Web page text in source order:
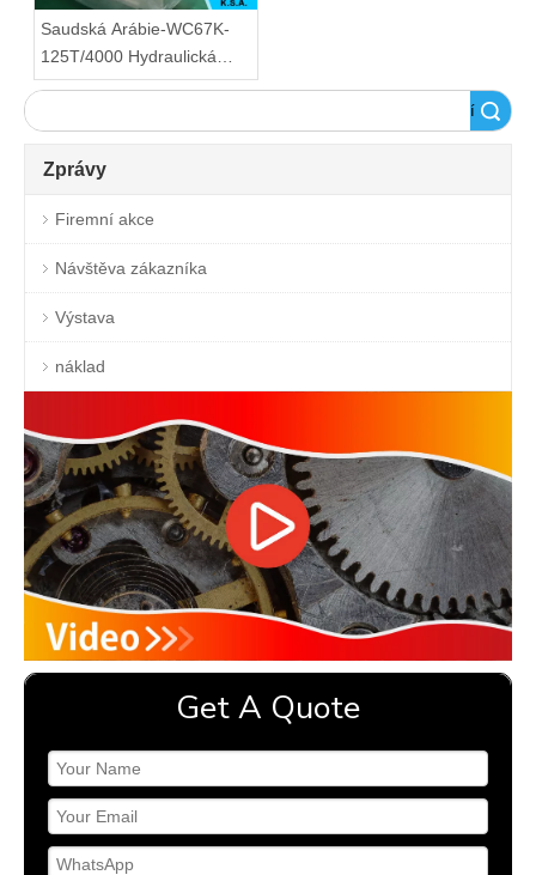
Saudská Arábie-WC67K-
125T/4000 Hydraulická
ohýbačka
Vyhledávání
Zprávy
Firemní akce
Návštěva zákazníka
Výstava
náklad
Get A Quote